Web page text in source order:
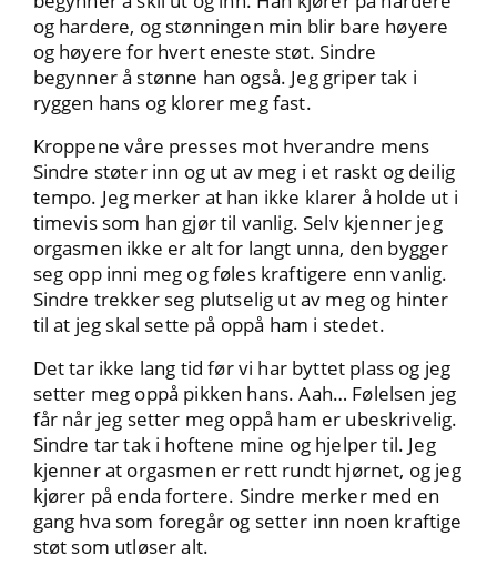
og hardere, og stønningen min blir bare høyere
og høyere for hvert eneste støt. Sindre
begynner å stønne han også. Jeg griper tak i
ryggen hans og klorer meg fast.
Kroppene våre presses mot hverandre mens
Sindre støter inn og ut av meg i et raskt og deilig
tempo. Jeg merker at han ikke klarer å holde ut i
timevis som han gjør til vanlig. Selv kjenner jeg
orgasmen ikke er alt for langt unna, den bygger
seg opp inni meg og føles kraftigere enn vanlig.
Sindre trekker seg plutselig ut av meg og hinter
til at jeg skal sette på oppå ham i stedet.
Det tar ikke lang tid før vi har byttet plass og jeg
setter meg oppå pikken hans. Aah… Følelsen jeg
får når jeg setter meg oppå ham er ubeskrivelig.
Sindre tar tak i hoftene mine og hjelper til. Jeg
kjenner at orgasmen er rett rundt hjørnet, og jeg
kjører på enda fortere. Sindre merker med en
gang hva som foregår og setter inn noen kraftige
støt som utløser alt.